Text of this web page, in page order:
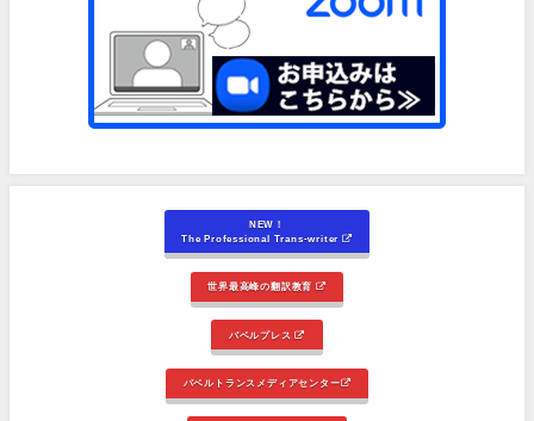
NEW！
The Professional Trans-writer
世界最高峰の翻訳教育
バベルプレス
バベルトランスメディアセンター